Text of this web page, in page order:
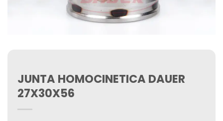
JUNTA HOMOCINETICA DAUER
27X30X56